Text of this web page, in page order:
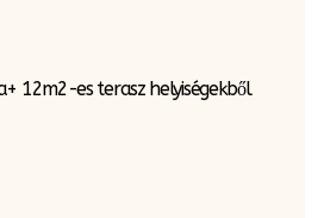
12m2-es terasz helyiségekből